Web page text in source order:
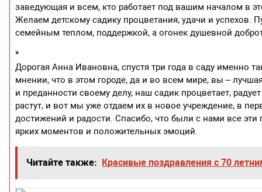
заведующая и всем, кто работает под вашим началом в
Желаем детскому садику процветания, удачи и успехов.
семейным теплом, поддержкой, а огонек душевной
*
Дорогая Анна Ивановна, спустя три года в саду именно
мнении, что в этом городе, да и во всем мире, вы –
и преданности своему делу, наш садик процветает,
растут, и вот мы уже отдаем их в новое учреждение, в
достижений и радости. Спасибо, что были с нами все
ярких моментов и положительных эмоций.
Читайте также: Красивые поздравления с 70